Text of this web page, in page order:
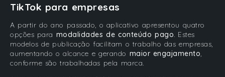
TikTok para empresas
A partir do ano passado, o aplicativo apresentou quatro
opções para modalidades de conteúdo pago. Estes
modelos de publicação facilitam o trabalho das empresas,
aumentando o alcance e gerando maior engajamento,
conforme são trabalhadas pela marca.